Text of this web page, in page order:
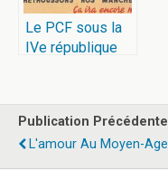
Le PCF sous la
IVe république
Publication Précédente
L'amour Au Moyen-Age